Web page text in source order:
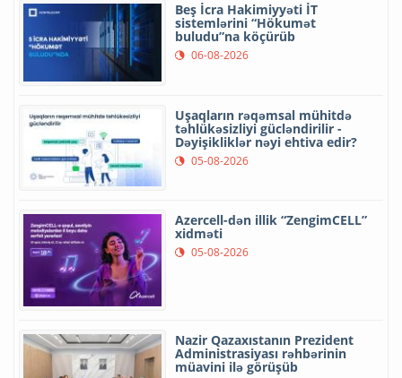
Beş İcra Hakimiyyəti İT
sistemlərini “Hökumət
buludu”na köçürüb
06-08-2026
Uşaqların rəqəmsal mühitdə
təhlükəsizliyi gücləndirilir -
Dəyişikliklər nəyi ehtiva edir?
05-08-2026
Azercell-dən illik “ZengimCELL”
xidməti
05-08-2026
Nazir Qazaxıstanın Prezident
Administrasiyası rəhbərinin
müavini ilə görüşüb